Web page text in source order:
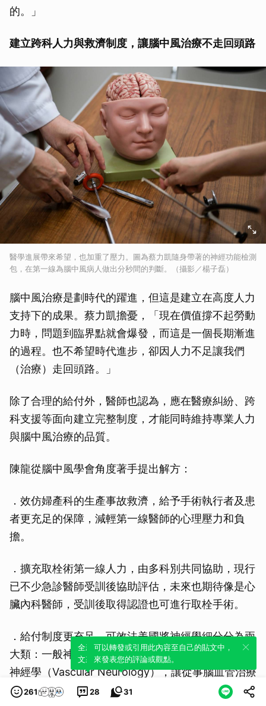
的。」
建立跨科人力與救濟制度，讓腦中風治療不走回頭路
醫學進展帶來希望，也加重了壓力。圖為蔡力凱隨身帶著的神經功能檢測
包，在第一線為腦中風病人做出分秒間的判斷。（攝影／楊子磊）
腦中風治療是劃時代的躍進，但這是建立在高度人力
支持下的成果。蔡力凱擔憂，「現在價值撐不起勞動
力時，問題到臨界點就會爆發，而這是一個長期漸進
的過程。也不希望時代進步，卻因人力不足讓我們
（治療）走回頭路。」
除了合理的給付外，醫師也認為，應在醫療糾紛、跨
科支援等面向建立完整制度，才能同時維持專業人力
與腦中風治療的品質。
陳龍從腦中風學會角度著手提出解方：
．效仿婦產科的生產事故救濟，給予手術執行者及患
者更充足的保障，減輕第一線醫師的心理壓力和負
擔。
．擴充取栓術第一線人力，由多科別共同協助，現行
已不少急診醫師受訓後協助評估，未來也期待像是心
臟內科醫師，受訓後取得認證也可進行取栓手術。
．給付制度更充足，可效法美國將神經學細分分為兩
大類：一般神經科（General Neurology）和腦血管
神經學（Vascular Neurology），讓從事腦血管治療
的醫師獲得合理回報，同時年輕醫師更清楚自己清楚
261 28
全新體驗！一鍵引用此內容，透過發布貼
文來輕鬆表達個人立場。
31
可以轉發或引用此內容至自己的貼文中，
來發表您的評論或觀點。